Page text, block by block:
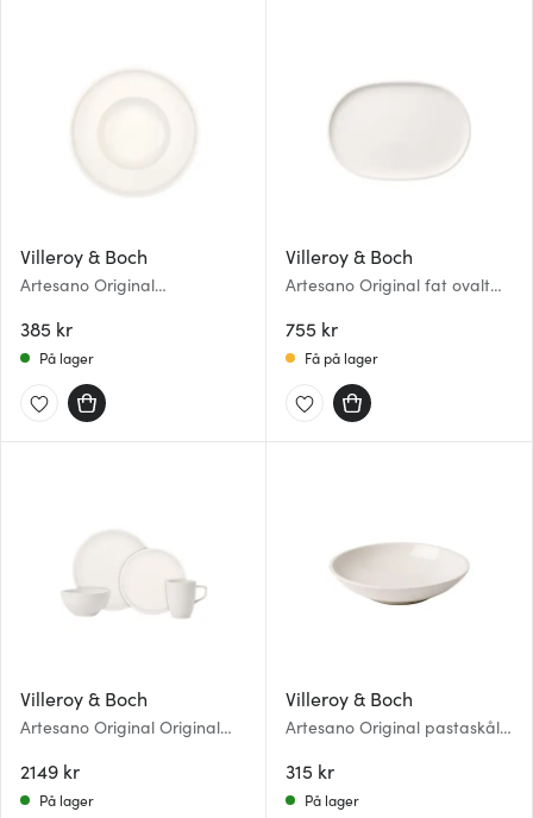
Villeroy & Boch
Artesano Original
385 kr
På lager
Villeroy & Boch
Artesano Original fat ovalt
755 kr
Få på lager
Villeroy & Boch
Artesano Original Original
2149 kr
På lager
Villeroy & Boch
Artesano Original pastaskål
315 kr
På lager